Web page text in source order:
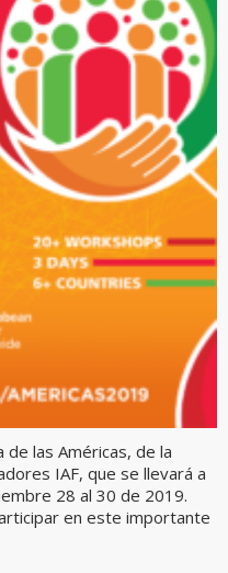
de las Américas, de la
IAF, que se llevará a
28 al 30 de 2019.
en este importante